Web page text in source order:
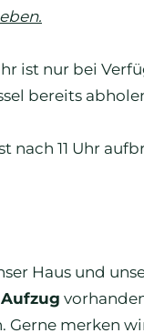
ist nur bei
bereits
nach 11 Uhr
Haus und
merken